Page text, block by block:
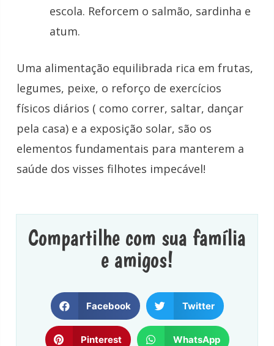
escola. Reforcem o salmão, sardinha e
atum.
Uma alimentação equilibrada rica em frutas,
legumes, peixe, o reforço de exercícios
físicos diários ( como correr, saltar, dançar
pela casa) e a exposição solar, são os
elementos fundamentais para manterem a
saúde dos visses filhotes impecável!
Compartilhe com sua família
e amigos!
Facebook Twitter
Pinterest WhatsApp